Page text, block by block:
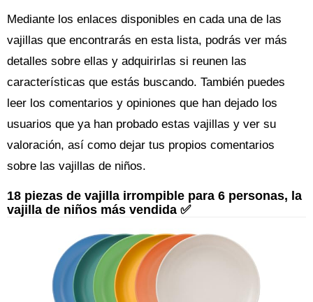
Mediante los enlaces disponibles en cada una de las
vajillas que encontrarás en esta lista, podrás ver más
detalles sobre ellas y adquirirlas si reunen las
características que estás buscando. También puedes
leer los comentarios y opiniones que han dejado los
usuarios que ya han probado estas vajillas y ver su
valoración, así como dejar tus propios comentarios
sobre las vajillas de niños.
18 piezas de vajilla irrompible para 6 personas, la
vajilla de niños más vendida ✅